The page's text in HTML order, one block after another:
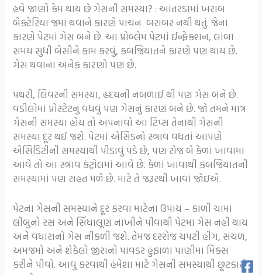
હવે જાણો કેમ થાય છે ગેસની સમસ્યા? : આંતરડામાં ખરાબ
બેક્ટેરિયા જમા થવાને કારણે પાચન બરાબર નથી થતું. જેના
કારણે પેટમાં ગેસ બને છે. આ પ્રોબ્લેમ પેટમાં ઈન્ફેક્શન, લાંબા
સમય સુધી બેસીને કામ કરવું, કબજિયાતને કારણે પણ થાય છે.
ગેસ થવાના અનેક કારણો પણ છે.
પથરી, લિવરની સમસ્યા, હૃદયની નબળાઈ થી પણ ગેસ બને છે.
વડીલોમાં પ્રોસ્ટેટનું વધવું પણ ગેસનું કારણ બને છે. જો તમને માત્ર
ગેસની સમસ્યા હોય તો અપનાવો આ ટિપ્સ તેનાથી ગેસની
સમસ્યા દૂર થઈ જશે. પેટમાં એસિડનો સ્ત્રાવ વધતાં આપણે
એસિડિટીની સમસ્યાથી પીડાવું પડે છે, પણ રોજ બે કેળાં ખાવામાં
આવે તો આ સ્ત્રાવ કંટ્રોલમાં આવે છે. કેળાં ખાવાથી કબજિયાતની
સમસ્યામાં પણ રાહત મળે છે. માટે તે જરૂરથી ખાવાં જોઇએ.
પેટના ગેસની સમસ્યાને દૂર કરવા માટેના ઉપાય – કાળી ચામાં
લીંબુનો રસ અને સિંધાલૂણ નાખીને પીવાથી પેટમાં ગેસ નહીં થાય
અને વધારાનો ગેસ નીકળી જશે. તેમજ દરરોજ ચપટી હીંગ, સંચળ,
અમજમો અને શેકેલો જીરાનો પાવડર હુંફાળા પાણીમાં મિક્સ
કરીને પીવો. આવું કરવાથી હંમેશા માટે ગેસની સમસ્યાથી છૂટકારો